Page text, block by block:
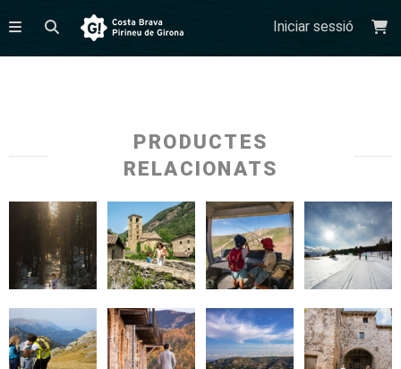
Iniciar sessió
PRODUCTES
RELACIONATS